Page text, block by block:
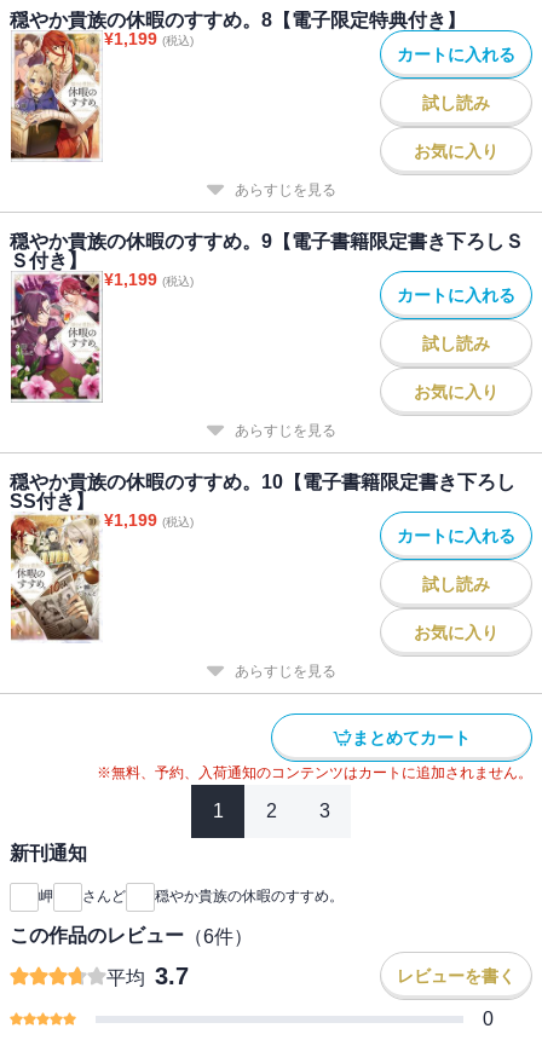
穏やか貴族の休暇のすすめ。8【電子限定特典付き】
¥1,199 (税込)
カートに入れる
試し読み
お気に入り
あらすじを見る
穏やか貴族の休暇のすすめ。9【電子書籍限定書き下ろしＳ
Ｓ付き】
¥1,199 (税込)
カートに入れる
試し読み
お気に入り
あらすじを見る
穏やか貴族の休暇のすすめ。10【電子書籍限定書き下ろし
SS付き】
¥1,199 (税込)
カートに入れる
試し読み
お気に入り
あらすじを見る
まとめてカート
※無料、予約、入荷通知のコンテンツはカートに追加されません。
1 2 3
新刊通知
岬 さんど 穏やか貴族の休暇のすすめ。
この作品のレビュー （6件）
平均 3.7 レビューを書く
0